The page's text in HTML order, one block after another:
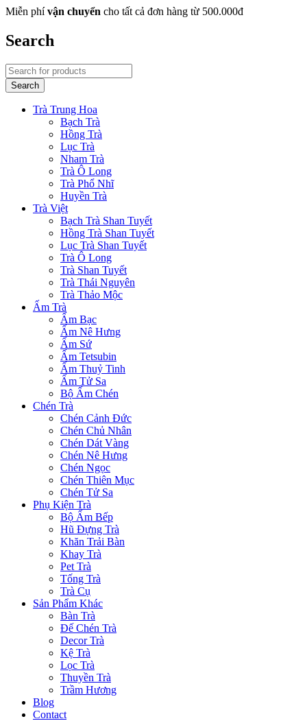
Miễn phívận chuyển cho tất cả đơn hàng từ 500.000đ
Search
Trà Trung Hoa
Bạch Trà
Hồng Trà
Lục Trà
Nham Trà
Trà Ô Long
Trà Phổ Nhĩ
Huyền Trà
Trà Việt
Bạch Trà Shan Tuyết
Hồng Trà Shan Tuyết
Lục Trà Shan Tuyết
Trà Ô Long
Trà Shan Tuyết
Trà Thái Nguyên
Trà Thảo Mộc
Ấm Trà
Ấm Bạc
Ấm Nê Hưng
Ấm Sứ
Ấm Tetsubin
Ấm Thuỷ Tinh
Ấm Tử Sa
Bộ Ấm Chén
Chén Trà
Chén Cảnh Đức
Chén Chủ Nhân
Chén Dát Vàng
Chén Nê Hưng
Chén Ngọc
Chén Thiên Mục
Chén Tử Sa
Phụ Kiện Trà
Bộ Ấm Bếp
Hũ Đựng Trà
Khăn Trải Bàn
Khay Trà
Pet Trà
Tống Trà
Trà Cụ
Sản Phẩm Khác
Bàn Trà
Đế Chén Trà
Decor Trà
Kệ Trà
Lọc Trà
Thuyền Trà
Trầm Hương
Blog
Contact